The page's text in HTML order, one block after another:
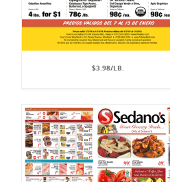
$3.98/LB.